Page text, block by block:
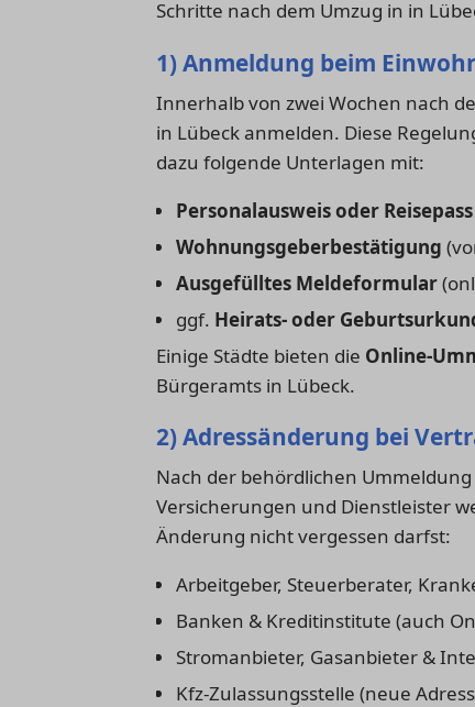
Schritte nach dem Umzug in in
1) Anmeldung beim
Innerhalb von zwei Wochen nach
in Lübeck anmelden. Diese
dazu folgende Unterlagen mit:
Personalausweis oder Reisepass
Wohnungsgeberbestätigung
Ausgefülltes Meldeformular
ggf. Heirats- oder
Einige Städte bieten die Online-
Bürgeramts in Lübeck.
2) Adressänderung bei
Nach der behördlichen
Versicherungen und Dienstleister
Änderung nicht vergessen darfst:
Arbeitgeber, Steuerberater,
Banken & Kreditinstitute (auch
Stromanbieter, Gasanbieter &
Kfz-Zulassungsstelle (neue